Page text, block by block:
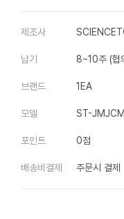
제조사
납기 8~10주 (협
브랜드 1EA
모델 ST-
포인트 0점
배송비결제 주문시 결제